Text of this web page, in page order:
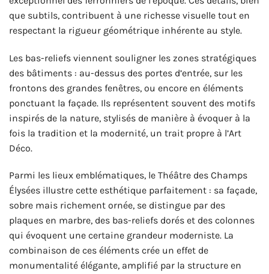
que subtils, contribuent à une richesse visuelle tout en
respectant la rigueur géométrique inhérente au style.
Les bas-reliefs viennent souligner les zones stratégiques
des bâtiments : au-dessus des portes d’entrée, sur les
frontons des grandes fenêtres, ou encore en éléments
ponctuant la façade. Ils représentent souvent des motifs
inspirés de la nature, stylisés de manière à évoquer à la
fois la tradition et la modernité, un trait propre à l’Art
Déco.
Parmi les lieux emblématiques, le Théâtre des Champs
Élysées illustre cette esthétique parfaitement : sa façade,
sobre mais richement ornée, se distingue par des
plaques en marbre, des bas-reliefs dorés et des colonnes
qui évoquent une certaine grandeur moderniste. La
combinaison de ces éléments crée un effet de
monumentalité élégante, amplifié par la structure en